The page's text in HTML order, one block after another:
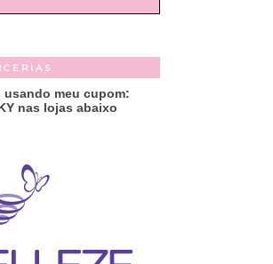
meu cupom:
nas lojas abaixo